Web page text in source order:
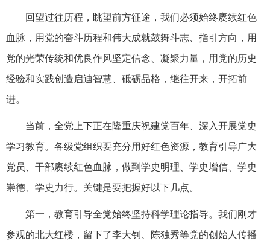
回望过往历程，眺望前方征途，我们必须始终赓续红色
血脉，用党的奋斗历程和伟大成就鼓舞斗志、指引方向，用
党的光荣传统和优良作风坚定信念、凝聚力量，用党的历史
经验和实践创造启迪智慧、砥砺品格，继往开来，开拓前
进。
当前，全党上下正在隆重庆祝建党百年、深入开展党史
学习教育。各级党组织要充分用好红色资源，教育引导广大
党员、干部赓续红色血脉，做到学史明理、学史增信、学史
崇德、学史力行。关键是要把握好以下几点。
第一，教育引导全党始终坚持科学理论指导。我们刚才
参观的北大红楼，留下了李大钊、陈独秀等党的创始人传播